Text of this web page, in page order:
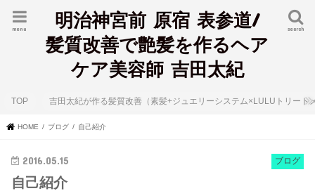
明治神宮前 原宿 表参道/
髪質改善で艶髪を作るヘア
ケア美容師 吉田太紀
search
menu
TOP 吉田太紀が作る髪質改善（素髪+ジュエリーシステム×LULUトリート
HOME ブログ 自己紹介
ブログ
2016.05.15
自己紹介